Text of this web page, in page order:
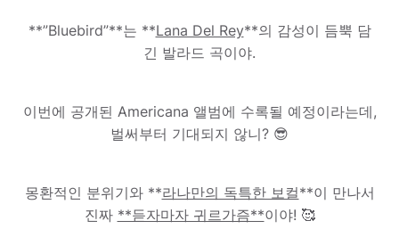
**”Bluebird”**는 **Lana Del Rey**의 감성이 듬뿍 담
긴 발라드 곡이야.
이번에 공개된 Americana 앨범에 수록될 예정이라는데,
벌써부터 기대되지 않니? 😎
몽환적인 분위기와 **라나만의 독특한 보컬**이 만나서
진짜 **듣자마자 귀르가즘**이야! 🥰